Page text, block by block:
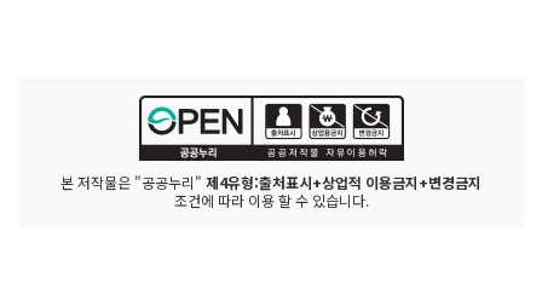
본 저작물은 "공공누리" 제4유형:출처표시+상업적 이용금지+변경금지
조건에 따라 이용 할 수 있습니다.